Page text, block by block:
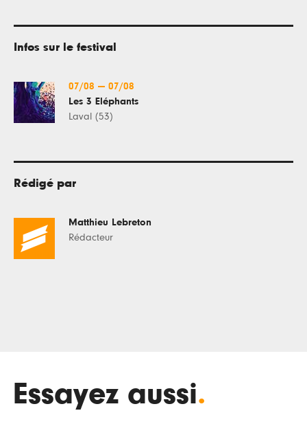
Infos sur le festival
07/08 — 07/08
Les 3 Éléphants
Laval (53)
Rédigé par
Matthieu Lebreton
Rédacteur
Essayez aussi.